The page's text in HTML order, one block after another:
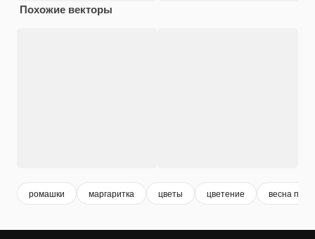
Похожие векторы
ромашки маргаритка цветы цветение весна